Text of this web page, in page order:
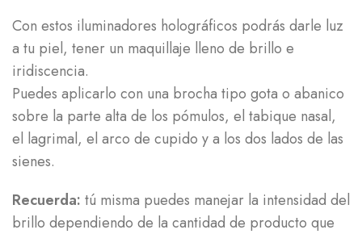
Con estos iluminadores holográficos podrás darle luz
a tu piel, tener un maquillaje lleno de brillo e
iridiscencia.
Puedes aplicarlo con una brocha tipo gota o abanico
sobre la parte alta de los pómulos, el tabique nasal,
el lagrimal, el arco de cupido y a los dos lados de las
sienes.
Recuerda: tú misma puedes manejar la intensidad del
brillo dependiendo de la cantidad de producto que